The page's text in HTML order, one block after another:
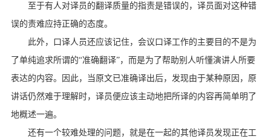
至于有人对译员的翻译质量的指责是错误的，译员面对这种错
误的责难应持正确的态度。
此外，口译人员还应该记住，会议口译工作的主要目的不是为
了单纯追求所谓的“准确翻译”，而是为了帮助别人听懂演讲人所要
表达的内容。因此，当原文已准确译出后，发现由于某种原因，原
讲话仍然难于理解时，译员便应该主动地把所译的内容再简单明了
地概述一遍。
还有一个较难处理的问题，就是在一起的其他译员发现正在工